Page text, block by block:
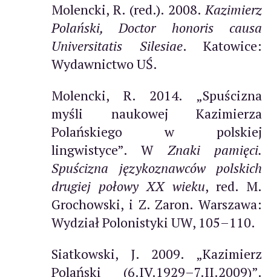
Molencki, R. (red.). 2008.Kazimierz
Polański, Doctor honoris causa
Universitatis Silesiae. Katowice:
Wydawnictwo UŚ.
Molencki, R. 2014. „Spuścizna
myśli naukowej Kazimierza
Polańskiego w polskiej
lingwistyce”. W Znaki pamięci.
Spuścizna językoznawców polskich
drugiej połowy XX wieku, red. M.
Grochowski, i Z. Zaron. Warszawa:
Wydział Polonistyki UW, 105–110.
Siatkowski, J. 2009. „Kazimierz
Polański (6.IV.1929–7.II.2009)”.